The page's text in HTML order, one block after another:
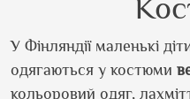
У Фінляндії маленькі
одягаються у костюми
кольоровий одяг,